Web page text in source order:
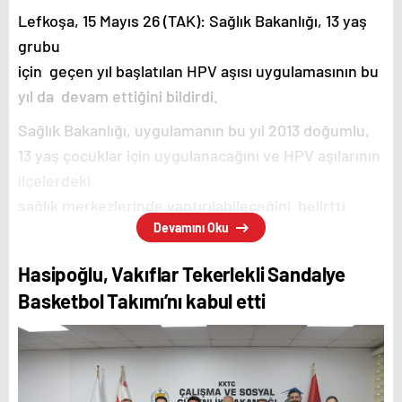
Lefkoşa, 15 Mayıs 26 (TAK): Sağlık Bakanlığı, 13 yaş
grubu
için geçen yıl başlatılan HPV aşısı uygulamasının bu
yıl da devam ettiğini bildirdi.
Sağlık Bakanlığı, uygulamanın bu yıl 2013 doğumlu,
13 yaş çocuklar için uygulanacağını ve HPV aşılarının
Bakanlıktan yapılan açıklamada, 2012 doğumlu olup
henüz
aşılarını yaptırmamış veya geçen yıl aşılarını
yaptıramamış çocukların da
ilgili sağlık merkezlerine başvurarak aşılarını
yaptırabilecekleri, yine 2012
doğumlu olup geçen yıl ilk doz aşılarını yaptıran ve
Devamını Oku
Hasipoğlu, Vakıflar Tekerlekli Sandalye
Basketbol Takımı’nı kabul etti